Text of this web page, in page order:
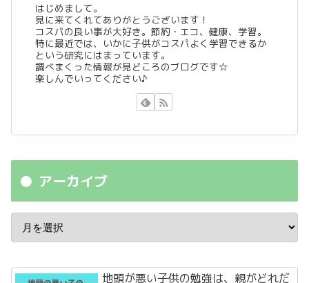
はじめまして。
見に来てくれてありがとうございます！
コスパの良い事が大好き。節約・エコ、健康、学習。
特に最近では、いかに子供がコスパよく学習できるか
という研究にはまっています。
調べまくった情報が見どころのブログです☆
楽しんでいってください♪
アーカイブ
地頭が悪い子供の勉強は、親がどれだ